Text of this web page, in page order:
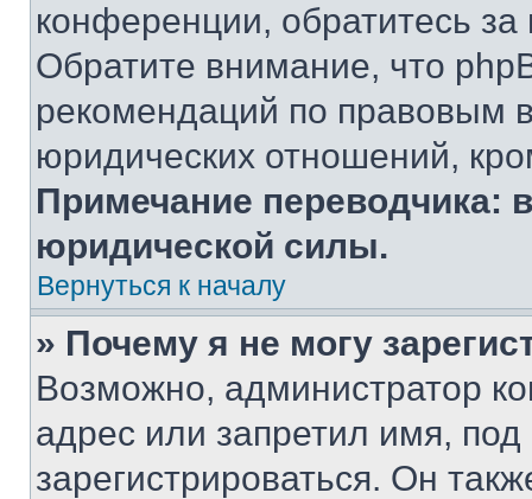
конференции, обратитесь
Обратите внимание, что
рекомендаций по правовым
юридических отношений,
Примечание переводчика:
юридической силы.
Вернуться к началу
» Почему я не могу
Возможно, администратор
адрес или запретил имя,
зарегистрироваться. Он